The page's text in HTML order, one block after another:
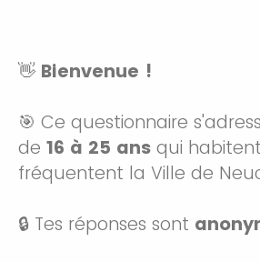
👋 Bienvenue !
🎯 Ce questionnaire
de 16 à 25 ans qui
fréquentent la Ville de
🔒 Tes réponses sont